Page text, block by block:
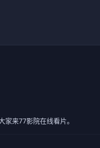
来77影院在线看片。